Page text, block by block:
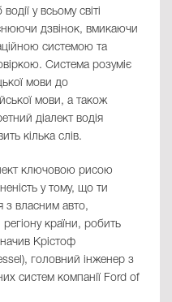
у всьому світі
дзвінок, вмикаючи
системою та
Система розуміє
мови до
мови, а також
діалект водія
кілька слів.
ключовою рисою
у тому, що ти
з власним авто,
країни, робить
Крістоф
головний інженер з
систем компанії Ford of